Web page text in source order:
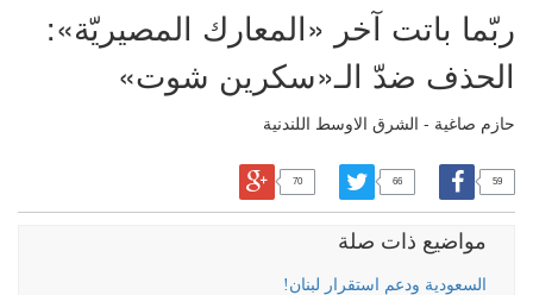
ربّما باتت آخر «المعارك المصيريّة»:
الحذف ضدّ الـ«سكرين شوت»
حازم صاغية - الشرق الاوسط اللندنية
59
66
70
مواضيع ذات صلة
السعودية ودعم استقرار لبنان!